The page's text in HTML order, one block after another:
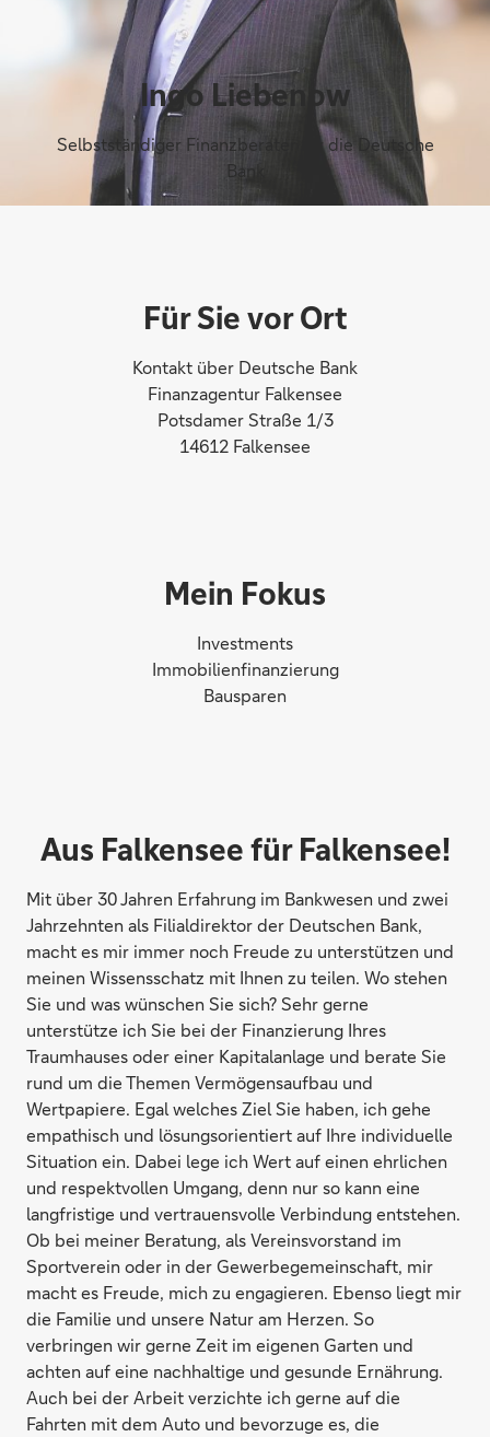
Ingo Liebenow
Selbstständiger Finanzberater für die Deutsche
Bank
Für Sie vor Ort
Kontakt über Deutsche Bank
Finanzagentur Falkensee
Potsdamer Straße 1/3
14612 Falkensee
Mein Fokus
Investments
Immobilienfinanzierung
Bausparen
Aus Falkensee für Falkensee!
Mit über 30 Jahren Erfahrung im Bankwesen und zwei
Jahrzehnten als Filialdirektor der Deutschen Bank,
macht es mir immer noch Freude zu unterstützen und
meinen Wissensschatz mit Ihnen zu teilen. Wo stehen
Sie und was wünschen Sie sich? Sehr gerne
unterstütze ich Sie bei der Finanzierung Ihres
Traumhauses oder einer Kapitalanlage und berate Sie
rund um die Themen Vermögensaufbau und
Wertpapiere. Egal welches Ziel Sie haben, ich gehe
empathisch und lösungsorientiert auf Ihre individuelle
Situation ein. Dabei lege ich Wert auf einen ehrlichen
und respektvollen Umgang, denn nur so kann eine
langfristige und vertrauensvolle Verbindung entstehen.
Ob bei meiner Beratung, als Vereinsvorstand im
Sportverein oder in der Gewerbegemeinschaft, mir
macht es Freude, mich zu engagieren. Ebenso liegt mir
die Familie und unsere Natur am Herzen. So
verbringen wir gerne Zeit im eigenen Garten und
achten auf eine nachhaltige und gesunde Ernährung.
Auch bei der Arbeit verzichte ich gerne auf die
Fahrten mit dem Auto und bevorzuge es, die